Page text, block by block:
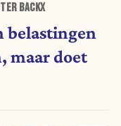
BACKX
belastingen
maar doet